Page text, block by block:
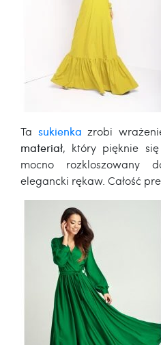
Ta sukienka zrobi
materiał, który pięknie
mocno rozkloszowany
elegancki rękaw. Całość